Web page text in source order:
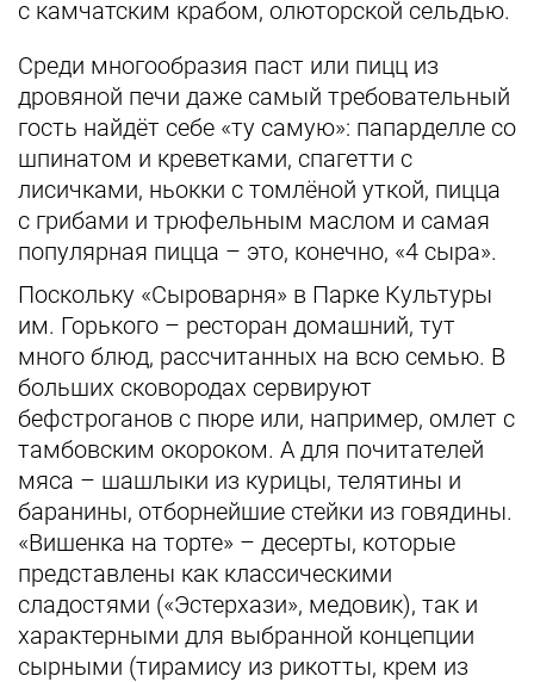
с камчатским крабом, олюторской сельдью.
Среди многообразия паст или пицц из
дровяной печи даже самый требовательный
гость найдёт себе «ту самую»: папарделле со
шпинатом и креветками, спагетти с
лисичками, ньокки с томлёной уткой, пицца
с грибами и трюфельным маслом и самая
популярная пицца – это, конечно, «4 сыра».
Поскольку «Сыроварня» в Парке Культуры
им. Горького – ресторан домашний, тут
много блюд, рассчитанных на всю семью. В
больших сковородах сервируют
бефстроганов с пюре или, например, омлет с
тамбовским окороком. А для почитателей
мяса – шашлыки из курицы, телятины и
баранины, отборнейшие стейки из говядины.
«Вишенка на торте» – десерты, которые
представлены как классическими
сладостями («Эстерхази», медовик), так и
характерными для выбранной концепции
сырными (тирамису из рикотты, крем из